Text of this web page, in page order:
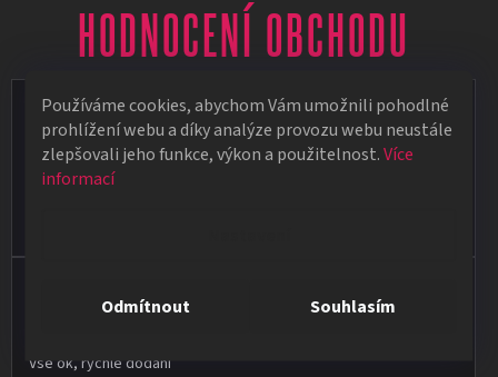
Používáme cookies, abychom Vám umožnili pohodlné
prohlížení webu a díky analýze provozu webu neustále
zlepšovali jeho funkce, výkon a použitelnost.Více
informací
Odmítnout Souhlasím
HODNOCENÍ OBCHODU
Vít Vápeník
★★★★★
Poradí, pomůžou. Zboží je kvalitní a rychlé dodání pokud je zboží
Vše ok, rychlé dodání